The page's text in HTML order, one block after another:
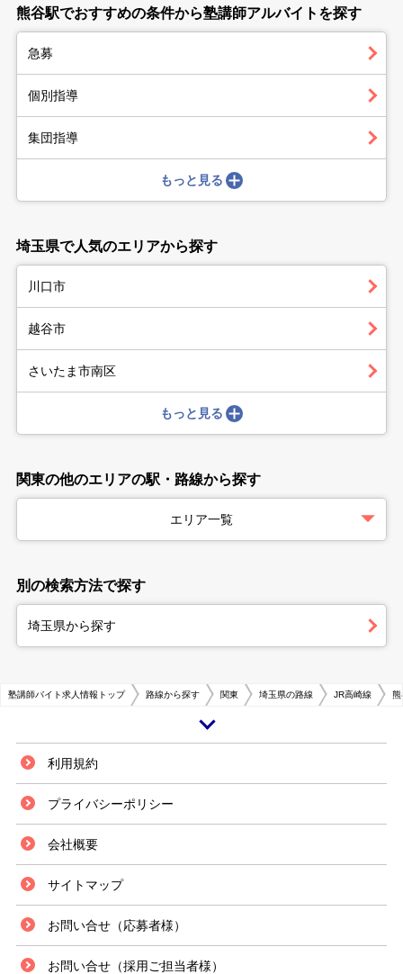
熊谷駅でおすすめの条件から塾講師アルバイトを探す
急募
個別指導
集団指導
もっと見る
埼玉県で人気のエリアから探す
川口市
越谷市
さいたま市南区
もっと見る
関東の他のエリアの駅・路線から探す
エリア一覧
別の検索方法で探す
埼玉県から探す
塾講師バイト求人情報トップ 路線から探す 関東 埼玉県の路線 JR高崎線 熊
熊谷駅は埼玉県熊谷市にあるJR東日本・秩父鉄道の駅です。埼玉県の北部
スが市の東西を横断し国道が市の南北を縦断するなど、交通の要衝として埼
玉県北部エリアの経済の中心地になっています。また同駅を有する熊谷市は
荒川と利根川の2つの河川に恵まれた肥沃な大地で農業が盛んに行われ、出
荷額も県内でトップクラスになっています。 熊谷駅には湘南新宿ラインと
上野東京ラインが停車し、都心への移動を容易にしています。駅周辺は市役
所や国・県の出先機関が集中し、駅ビルをはじめ、さまざまな商業施設が林
線・北陸新幹線・高崎線や秩父鉄道の路線が乗り入れて大変便利になってお
り、熊谷駅は市内の中心ともなる地元駅になっています。 熊谷市は小・
中・高等学校の数が多く、学習塾も多い傾向にあります。それだけに熊谷駅
利用規約
プライバシーポリシー
会社概要
サイトマップ
お問い合せ（応募者様）
お問い合せ（採用ご担当者様）